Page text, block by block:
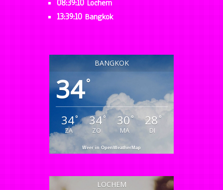
08:39:10 Lochem
13:39:10 Bangkok
BANGKOK
34°
34°
ZA
34°
ZO
30 °
MA
28 °
DI
Weer in OpenWeatherMap
LOCHEM